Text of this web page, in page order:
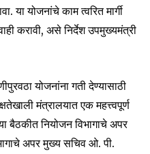
या योजनांचे काम त्वरित मार्गी
करावी, असे निर्देश उपमुख्यमंत्री
योजनांना गती देण्यासाठी
मंत्रालयात एक महत्त्वपूर्ण
बैठकीत नियोजन विभागाचे अपर
अपर मुख्य सचिव ओ. पी.